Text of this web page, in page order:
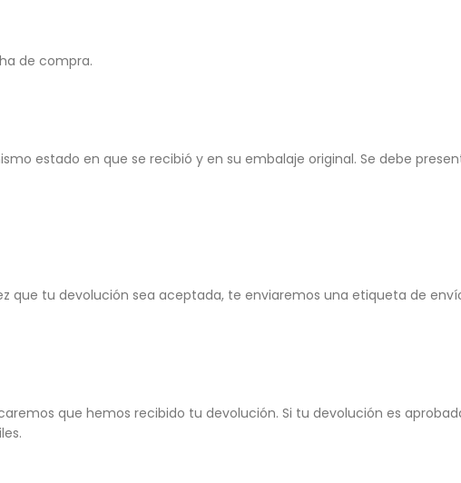
de compra.
estado en que se recibió y en su embalaje original. Se debe
que tu devolución sea aceptada, te enviaremos una etiqueta de
que hemos recibido tu devolución. Si tu devolución es